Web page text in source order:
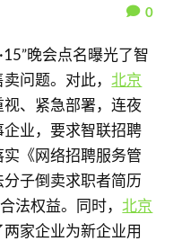
0
晚会点名曝光了智
问题。对此，北京
、紧急部署，连夜
业，要求智联招聘
《网络招聘服务管
子倒卖求职者简历
法权益。同时，北京
家企业为新企业用